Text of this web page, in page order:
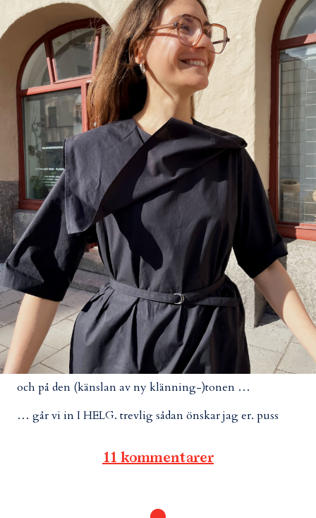
och på den (känslan av ny klänning-)tonen …
… går vi in I HELG. trevlig sådan önskar jag er. puss
11 kommentarer